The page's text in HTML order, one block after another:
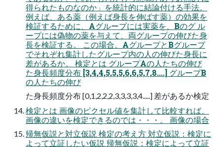
得られたものなのか」を統計的に結論付ける手法。
例えば、ある薬（例えば身長を伸ばす薬）の効果を
検証するために、Aグループには実薬を、Bのグ ル
ープには偽物の薬を与えて、両グループの伸びた身
長を検証する。 この場合、AグループとBグループ
でそれぞれ集計したグループ内の人の伸びた身長に
差があるか。 検定とは グループAの人たちの伸び
た身長頻度分布 [3,4,4,5,5,5,6,6,5,7,8....] グループB
の人たちの伸び
た身長頻度分布 [0,1,2,2,2,3,3,3,3,4.....] 差があるか検定
検定とは 画像のピクセル値を集計して比較すれば、
画像の違いを検定できるのでは・・・。 画像の場合
帰無仮説と対立仮説 検定の考え方 対立仮説：検定に
よって立証したい仮説 帰無仮説：検定によって立証